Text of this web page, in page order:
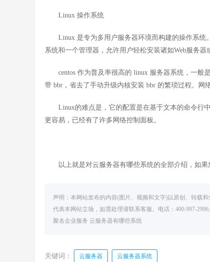
Linux 操作系统
Linux 是专为多用户服务器环境而构建的操作系统
系统和一个管理器，允许用户轻松安装诸如Web服务器
centos 作为普及率很高的 linux 服务器系统，一般
带 bbr，省去了手动升级内核安装 bbr 的繁琐过程。网
Linux的难点是，它的配置是在基于文本的命令行中
更容易，已经有了许多网络控制面板。
以上就是对云服务器有哪些系统的全部介绍，如果
声明：本网站发布的内容(图片、视频和文字)以原创、转载
代表本网站立场，如需处理请联系客服。电话：400-997-
聚名企业服务 云服务器有哪些系统
关键词： 云服务器 云服务器系统